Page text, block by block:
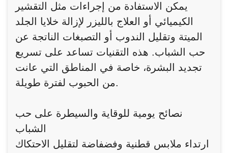
يمكن الاستفادة من إجراءات مثل التقشير
الكيميائي أو العلاج بالليزر لإزالة خلايا الجلد
الميتة وتقليل الندوب أو التصبغات الناتجة عن
حب الشباب. هذه التقنيات تساعد على تسريع
تجديد البشرة، خاصة في المناطق التي عانت
من الحبوب لفترة طويلة.
نصائح يومية للوقاية والسيطرة على حب
الشباب
ارتداء ملابس قطنية وفضفاضة لتقليل الاحتكاك